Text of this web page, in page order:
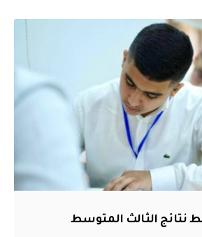
نتائج الثالث المتوسط